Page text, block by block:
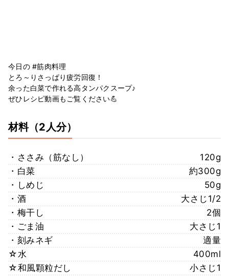
今日の #筋肉料理
とろ～りさっぱり疲労回復！
余った白菜で作れる高タンパクスープ♪
ぜひレシピ動画もご覧ください💪
材料（2人分）
・ささみ（筋なし）
120g
・白菜
約300g
・しめじ
50g
・酒
大さじ1/2
・梅干し
2個
・ごま油
大さじ1
・刻みネギ
適量
☆水
400ml
☆和風顆粒だし
小さじ1